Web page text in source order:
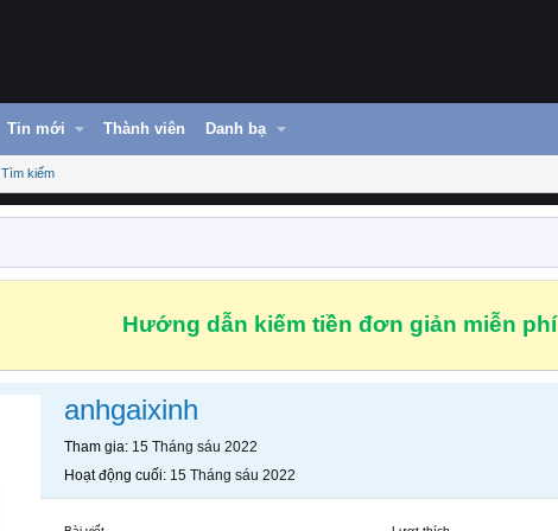
Tin mới Thành viên Danh bạ
Tìm kiếm
Hướng dẫn kiếm tiền đơn giản miễn phí
anhgaixinh
Tham gia 15 Tháng sáu 2022
Hoạt động cuối 15 Tháng sáu 2022